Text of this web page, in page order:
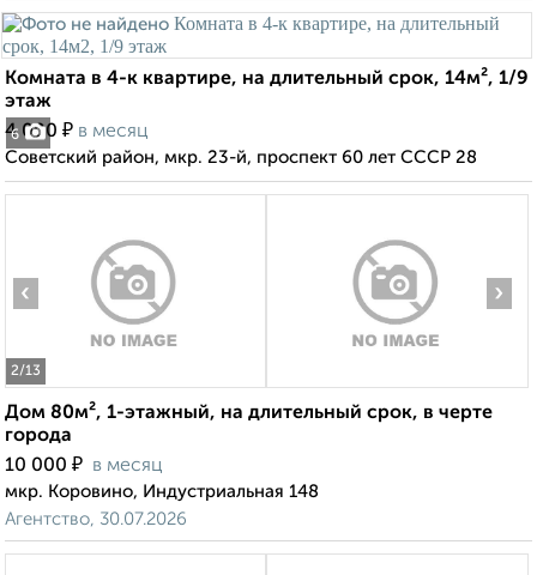
6
Комната в 4-к квартире, на длительный срок, 14м², 1/9
этаж
4 000 ₽ в месяц
Советский район, мкр. 23-й, проспект 60 лет СССР 28
2/13
‹ ›
Дом 80м², 1-этажный, на длительный срок, в черте
города
10 000 ₽ в месяц
мкр. Коровино, Индустриальная 148
Агентство, 30.07.2026